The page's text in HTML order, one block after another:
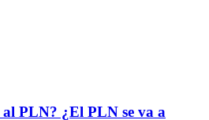
PLN? ¿El PLN se va a